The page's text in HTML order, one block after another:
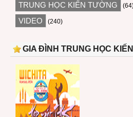
TRUNG HỌC KIẾN TƯỜNG
VIDEO (240)
GIA ĐÌNH TRUNG HỌC